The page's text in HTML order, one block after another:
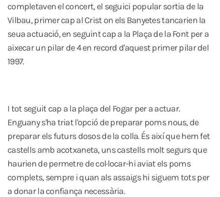
completaven el concert, el seguici popular sortia de la
Vilbau, primer cap al Crist on els Banyetes tancarien la
seua actuació, en seguint cap a la Plaça de la Font per a
aixecar un pilar de 4 en record d'aquest primer pilar del
1997.
I tot seguit cap a la plaça del Fogar per a actuar.
Enguany s'ha triat l'opció de preparar poms nous, de
preparar els futurs dosos de la colla. És així que hem fet
castells amb acotxaneta, uns castells molt segurs que
haurien de permetre de col·locar-hi aviat els poms
complets, sempre i quan als assaigs hi siguem tots per
a donar la confiança necessària.